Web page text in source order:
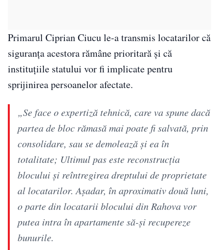
Primarul Ciprian Ciucu le-a transmis locatarilor că
siguranța acestora rămâne prioritară și că
instituțiile statului vor fi implicate pentru
sprijinirea persoanelor afectate.
„Se face o expertiză tehnică, care va spune dacă
partea de bloc rămasă mai poate fi salvată, prin
consolidare, sau se demolează și ea în
totalitate; Ultimul pas este reconstrucția
blocului și reîntregirea dreptului de proprietate
al locatarilor. Așadar, în aproximativ două luni,
o parte din locatarii blocului din Rahova vor
putea intra în apartamente să-și recupereze
bunurile.